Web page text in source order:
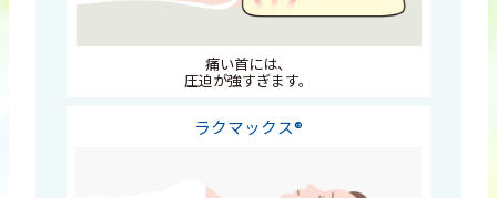
痛い首には、
圧迫が強すぎます。
ラクマックス®